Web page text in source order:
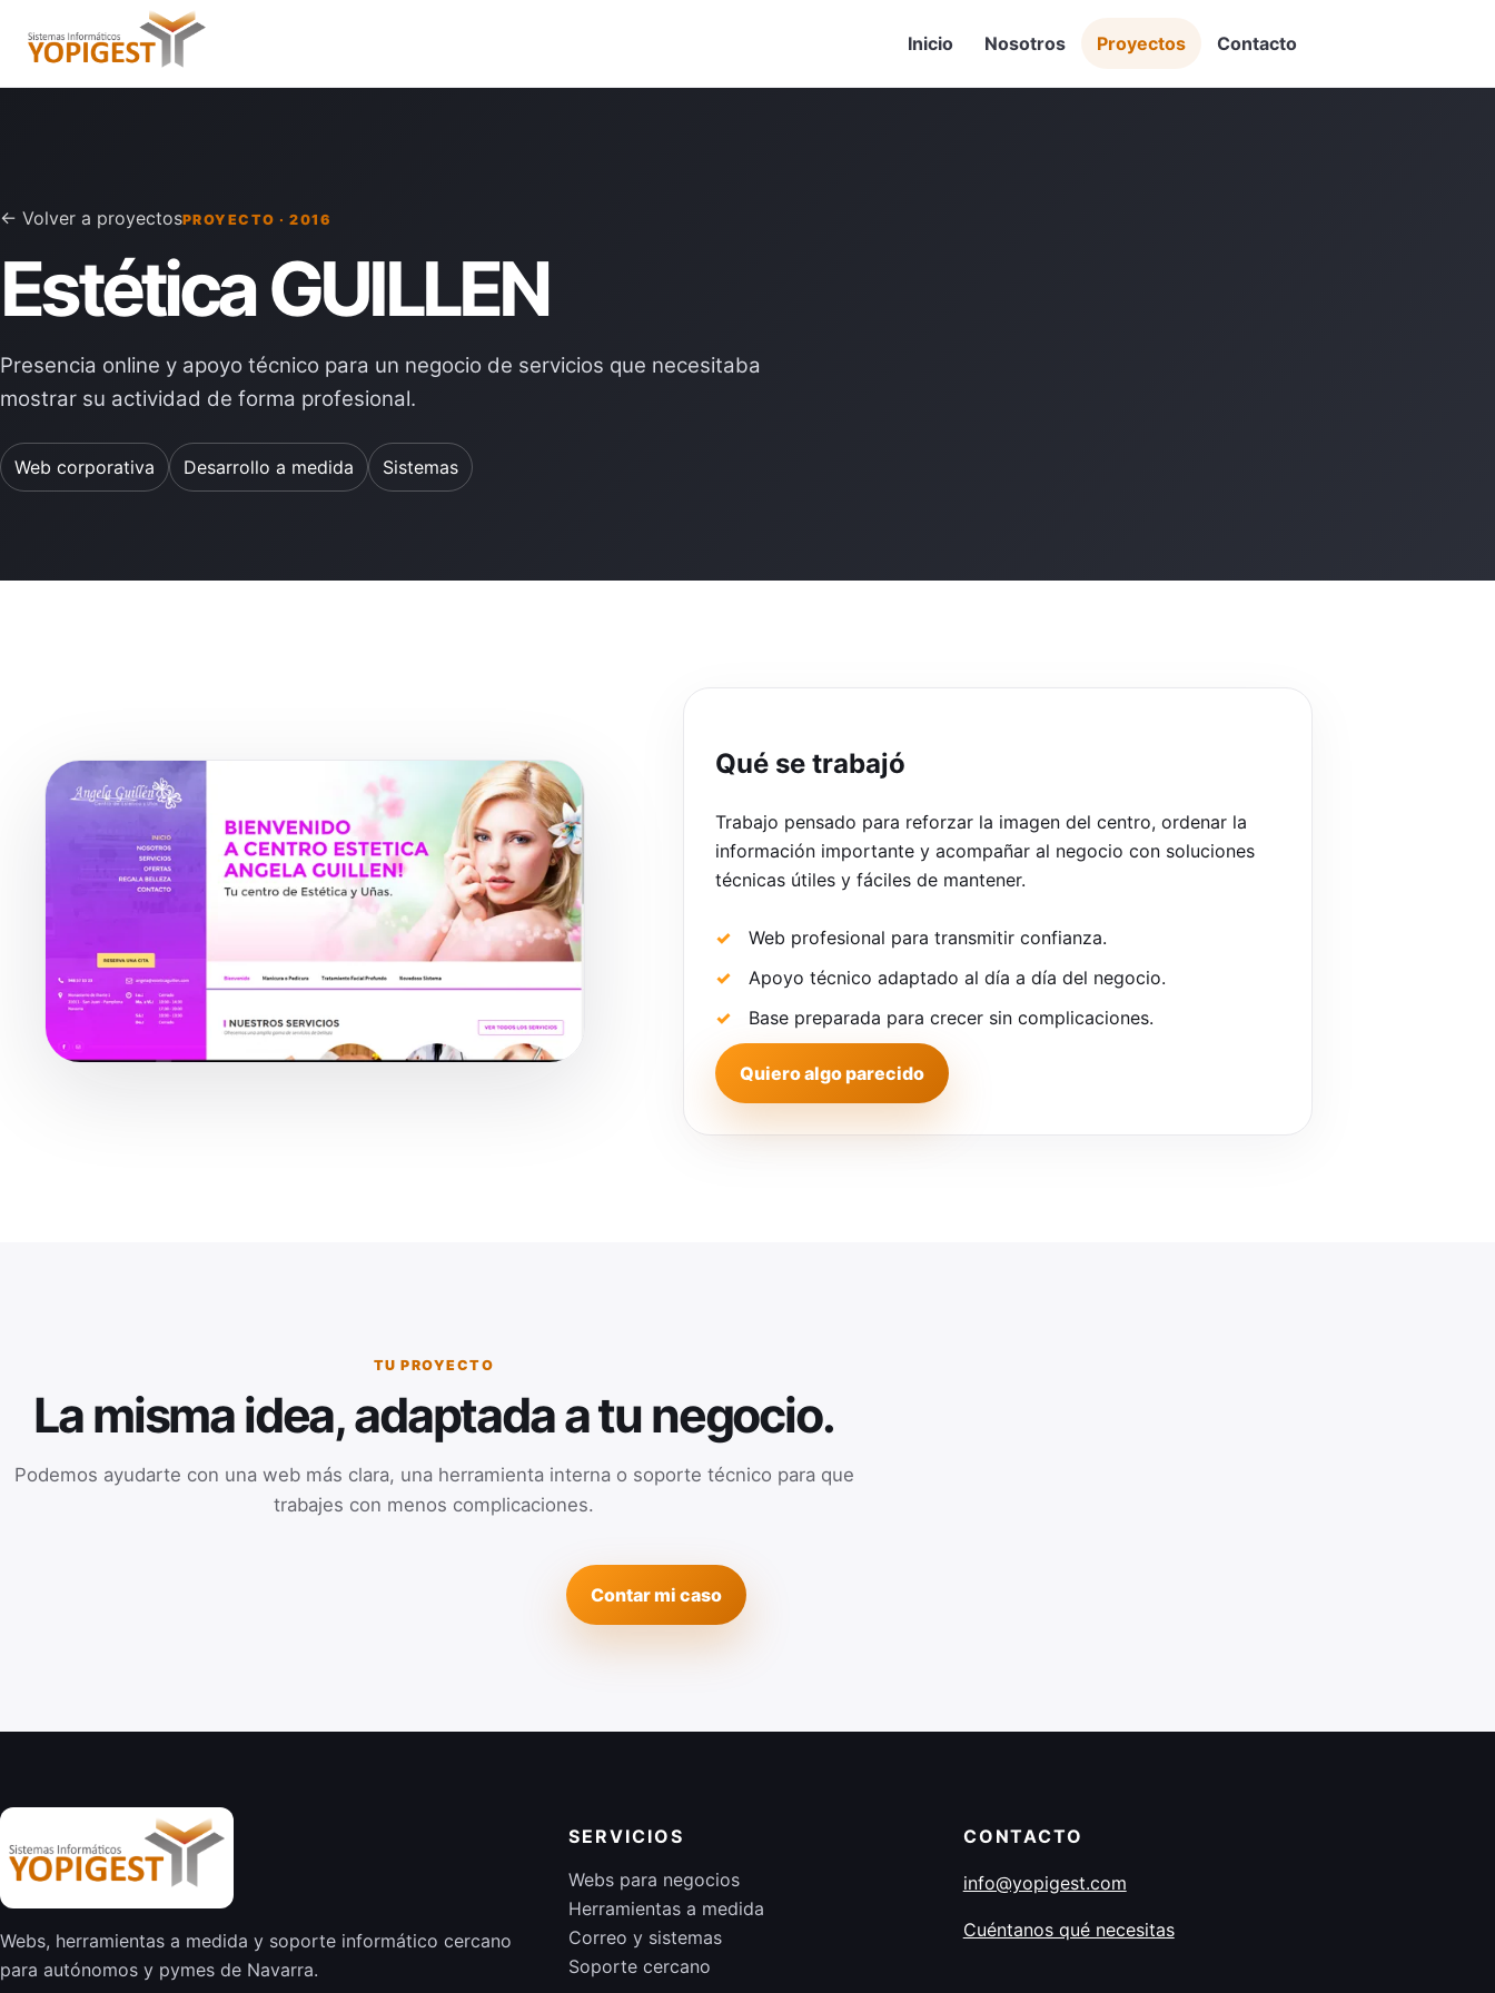
Inicio Nosotros Proyectos Contacto
← Volver a proyectosPROYECTO · 2016
Estética GUILLEN
Presencia online y apoyo técnico para un negocio de servicios que necesitaba
mostrar su actividad de forma profesional.
Web corporativa Desarrollo a medida Sistemas
Qué se trabajó
Trabajo pensado para reforzar la imagen del centro, ordenar la
información importante y acompañar al negocio con soluciones
técnicas útiles y fáciles de mantener.
Web profesional para transmitir confianza.
Apoyo técnico adaptado al día a día del negocio.
Base preparada para crecer sin complicaciones.
Quiero algo parecido
TU PROYECTO
La misma idea, adaptada a tu negocio.
Podemos ayudarte con una web más clara, una herramienta interna o soporte técnico para que
trabajes con menos complicaciones.
Contar mi caso
Webs, herramientas a medida y soporte informático cercano
para autónomos y pymes de Navarra.
SERVICIOS
Webs para negocios
Herramientas a medida
Correo y sistemas
Soporte cercano
CONTACTO
info@yopigest.com
Cuéntanos qué necesitas